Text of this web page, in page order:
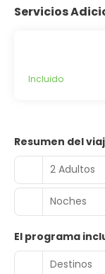
Servicios
Incluido
Resumen del
2 Adultos
Noches
El programa
Destinos